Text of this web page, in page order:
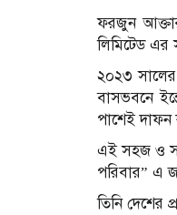
ফরজুন আক্তার
লিমিটেড এর
২০২৩ সালের
বাসভবনে
পাশেই দাফন
এই সহজ ও সরল
পরিবার” এ
তিনি দেশের